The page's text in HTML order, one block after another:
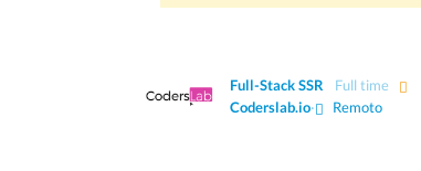
Full-Stack SSR
Full time
Coderslab.io· Remoto